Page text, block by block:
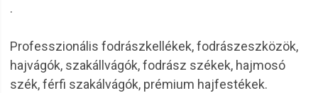
.
Professzionális fodrászkellékek, fodrászeszközök,
hajvágók, szakállvágók, fodrász székek, hajmosó
szék, férfi szakálvágók, prémium hajfestékek.